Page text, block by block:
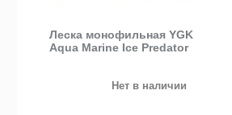
Леска монофильная YGK
Aqua Marine Ice Predator
Нет в наличии